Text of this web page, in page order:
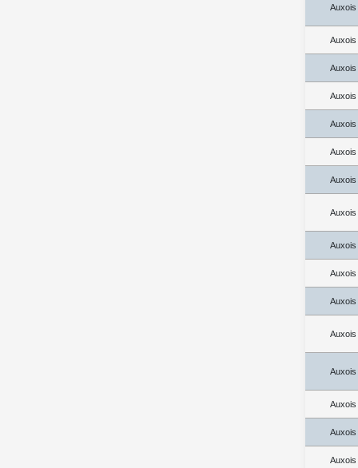
Auxois
Auxois
Auxois
Auxois
Auxois
Auxois
Auxois
Auxois
Auxois
Auxois
Auxois
Auxois
Auxois
Auxois
Auxois
Auxois